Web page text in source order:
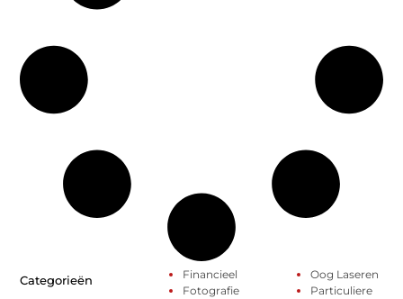
Categorieën
Financieel
Fotografie
Oog Laseren
Particuliere